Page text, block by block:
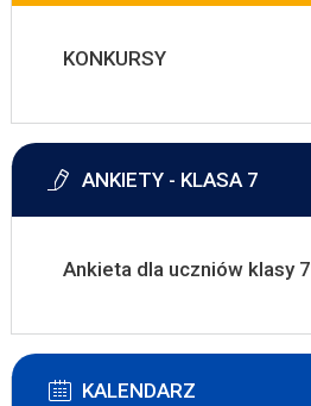
KONKURSY
ANKIETY - KLASA 7
Ankieta dla uczniów klasy 7
KALENDARZ